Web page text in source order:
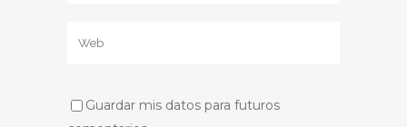
Guardar mis datos para futuros